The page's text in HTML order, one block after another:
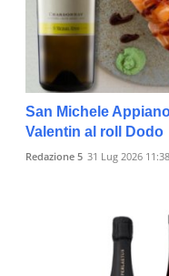
San Michele
Valentin al roll Dodo
Redazione 5 31 Lug 2026 11:38